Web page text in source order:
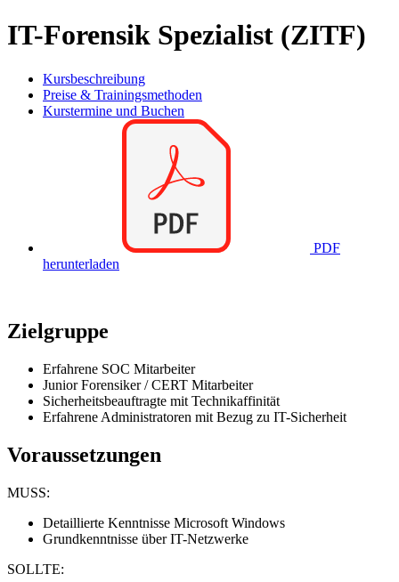
IT-Forensik Spezialist (ZITF)
Kursbeschreibung
Preise & Trainingsmethoden
Kurstermine und Buchen
PDF
herunterladen
Zielgruppe
Erfahrene SOC Mitarbeiter
Junior Forensiker / CERT Mitarbeiter
Sicherheitsbeauftragte mit Technikaffinität
Erfahrene Administratoren mit Bezug zu IT-Sicherheit
Voraussetzungen
MUSS:
Detaillierte Kenntnisse Microsoft Windows
Grundkenntnisse über IT-Netzwerke
SOLLTE: